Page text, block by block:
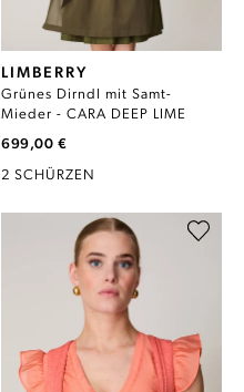
LIMBERRY
Grünes Dirndl mit Samt-
Mieder - CARA DEEP LIME
699,00 €
2 SCHÜRZEN